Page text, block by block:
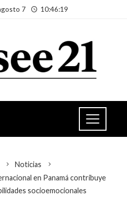
7 10:46:19
Noticias
en Panamá contribuye
socioemocionales